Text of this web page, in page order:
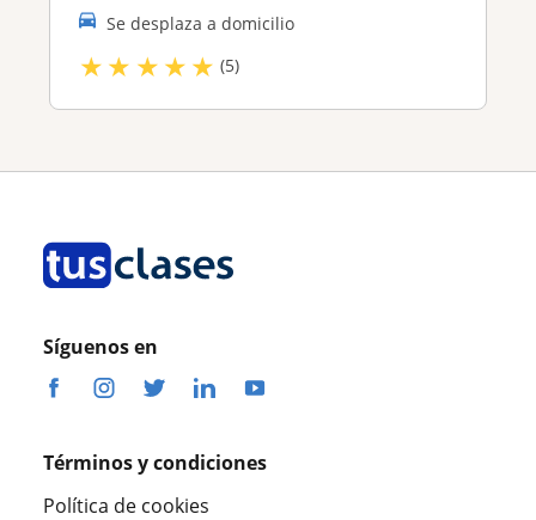
Se desplaza a domicilio
★★ ★★★ (5)
Síguenos en
Términos y condiciones
Política de cookies